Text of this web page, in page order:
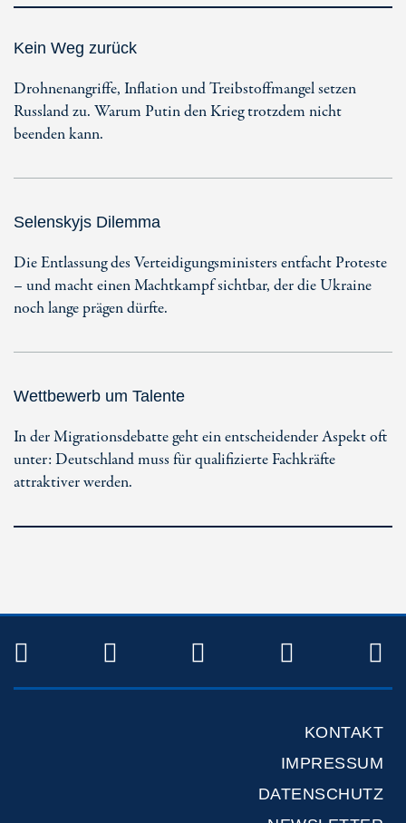
Kein Weg zurück
Drohnenangriffe, Inflation und Treibstoffmangel setzen
Russland zu. Warum Putin den Krieg trotzdem nicht
beenden kann.
Selenskyjs Dilemma
Die Entlassung des Verteidigungsministers entfacht Proteste
– und macht einen Machtkampf sichtbar, der die Ukraine
noch lange prägen dürfte.
Wettbewerb um Talente
In der Migrationsdebatte geht ein entscheidender Aspekt oft
unter: Deutschland muss für qualifizierte Fachkräfte
attraktiver werden.
TWITTERFACEBOOKINSTAGRAM
KONTAKT
IMPRESSUM
DATENSCHUTZ